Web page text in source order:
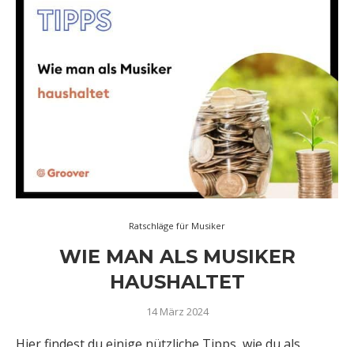
Ratschläge für Musiker
WIE MAN ALS MUSIKER
HAUSHALTET
14 März 2024